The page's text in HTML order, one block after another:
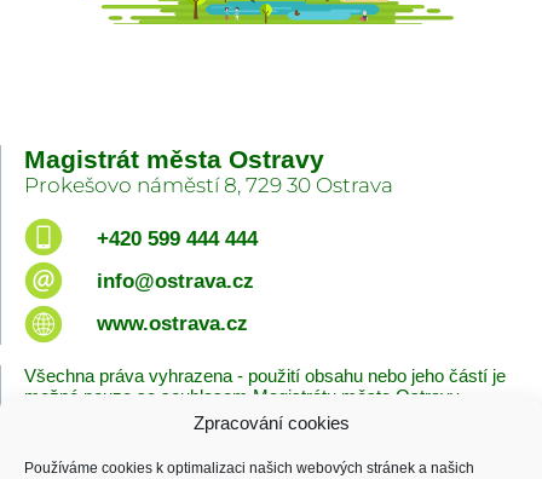
Zpracování cookies
Používáme cookies k optimalizaci našich webových stránek a našich
Magistrát města Ostravy
Prokešovo náměstí 8, 729 30 Ostrava
+420 599 444 444
info@ostrava.cz
www.ostrava.cz
Všechna práva vyhrazena - použití obsahu nebo jeho částí je
možné pouze se souhlasem Magistrátu města Ostravy.
Zásady cookies